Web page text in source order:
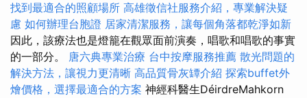
找到最適合的照顧場所 高雄徵信社服務介紹，專業解決疑
慮 如何辦理台胞證 居家清潔服務，讓每個角落都乾淨如新
因此，該療法也是燈籠在觀眾面前演奏，唱歌和唱歌的事實
的一部分。 唐六典專業治療 台中按摩服務推薦 散光問題的
解決方法，讓視力更清晰 高品質骨灰罈介紹 探索buffet外
燴價格，選擇最適合的方案 神經科醫生DéirdreMahkorn